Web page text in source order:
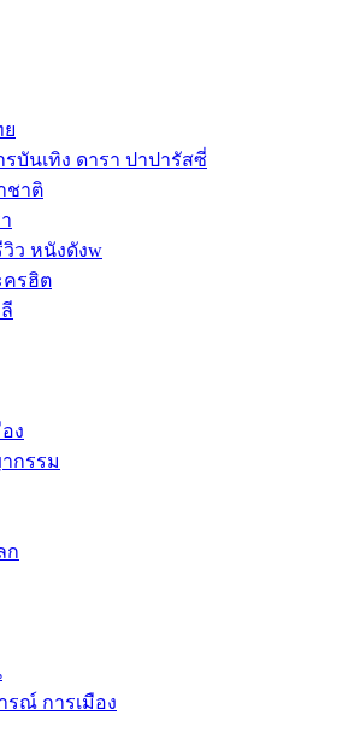
ย
บันเทิง ดารา ปาปารัสซี่
ชาติ
ว หนังดังw
ครฮิต
ง
กรรม
ก
รณ์ การเมือง